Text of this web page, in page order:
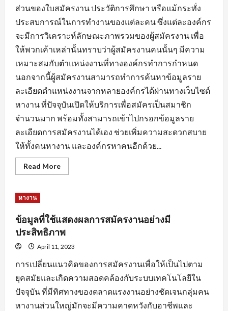
ส่วนของใบสมัครงาน ประวัติการศึกษา หรือแม้กระทั่ง
ประสบการณ์ในการทำงานของแต่ละคน ซึ่งแต่ละองค์กร
จะมีการวิเคราะห์ลักษณะภาพรวมของผู้สมัครงาน เพื่อ
ให้พวกเค้าเหล่านั้นทราบว่าผู้สมัครงานคนนั้นๆ มีความ
เหมาะสมกับตำแหน่งงานที่ทางองค์กรทำการกำหนด
นอกจากนี้ผู้สมัครงานสามารถทำการค้นหาข้อมูลราย
ละเอียดตำแหน่งงานจากหลายองค์กรได้ผ่านทางเว็บไซต์
หางาน ที่ปัจจุบันเปิดให้บริการเพื่อสมัครเป็นสมาชิก
จำนวนมาก พร้อมทั้งสามารถเข้าไปกรอกข้อมูลราย
ละเอียดการสมัครงานได้เอง ช่วยเพิ่มความสะดวกสบาย
ให้ทั้งคนหางาน และองค์กรหาคนอีกด้วย...
Read MoreRead
more
สมัคร
งาน
พร้อม
คำ
แนะนำ
ปรับ
ข้อมูล
ใบ
สมัคร
หางาน
ข้อมูลที่ใช้แสดงผลการสมัครงานอย่างมี
ประสิทธิภาพ
April 11, 2023
การเปลี่ยนแนวคิดของการสมัครงานเพื่อให้เป็นไปตาม
ยุคสมัยและเกิดความสอดคล้องกับระบบเทคโนโลยีใน
ปัจจุบัน ที่มีทิศทางของตลาดแรงงานอย่างชัดเจนกลุ่มคน
หางานส่วนใหญ่มักจะมีความคาดหวังกับอาชีพและ